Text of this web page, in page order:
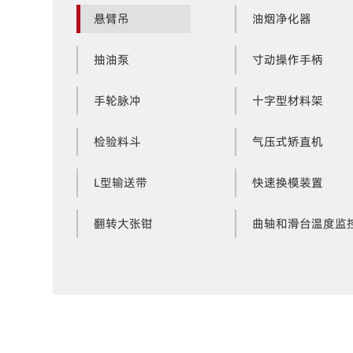
悬臂吊 油烟净化器
抽油泵 寸动操作手柄
手轮脉冲 十字型材料架
检验料斗 气压式矫直机
L型输送带 快速换模装置
翻转大张钳 曲轴和滑台温度监